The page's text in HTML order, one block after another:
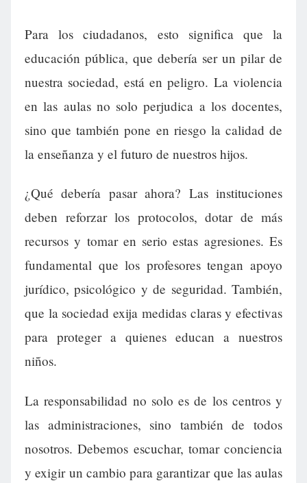
Para los ciudadanos, esto significa que la
educación pública, que debería ser un pilar de
nuestra sociedad, está en peligro. La violencia
en las aulas no solo perjudica a los docentes,
sino que también pone en riesgo la calidad de
la enseñanza y el futuro de nuestros hijos.
¿Qué debería pasar ahora? Las instituciones
deben reforzar los protocolos, dotar de más
recursos y tomar en serio estas agresiones. Es
fundamental que los profesores tengan apoyo
jurídico, psicológico y de seguridad. También,
que la sociedad exija medidas claras y efectivas
para proteger a quienes educan a nuestros
niños.
La responsabilidad no solo es de los centros y
las administraciones, sino también de todos
nosotros. Debemos escuchar, tomar conciencia
y exigir un cambio para garantizar que las aulas